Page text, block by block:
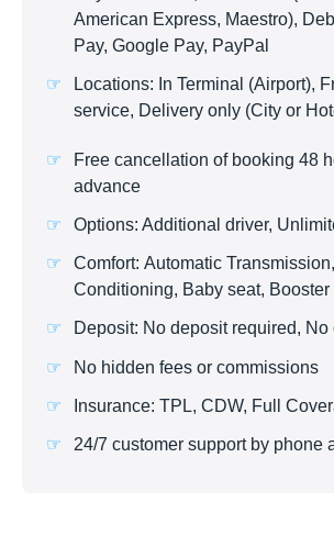
American Express, Maestro),
Pay, Google Pay, PayPal
Locations: In Terminal (Airport),
service, Delivery only (City or
Free cancellation of booking 48
advance
Options: Additional driver,
Comfort: Automatic
Conditioning, Baby seat, Booster
Deposit: No deposit required, No
No hidden fees or commissions
Insurance: TPL, CDW, Full
24/7 customer support by phone